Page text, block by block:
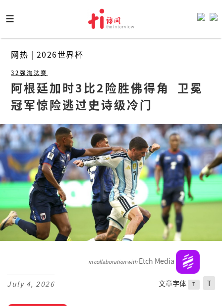
to
content
网热 | 2026世界杯
32强淘汰赛
阿根廷加时3比2险胜佛得角  卫冕
冠军惊险逃过史诗级冷门
in collaboration withEtch Media
July 4, 2026 文章字体 T T